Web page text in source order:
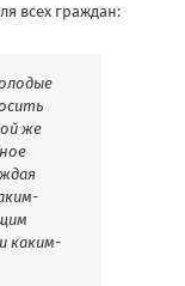
всех граждан:
же
каким-